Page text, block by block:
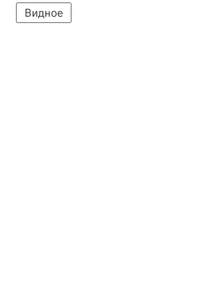
Видное